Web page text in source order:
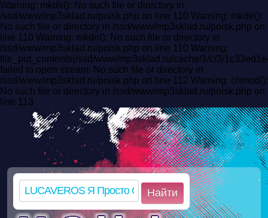
Warning: mkdir(): No such file or directory in
/ssd/www/mp3sklad.ru/poisk.php on line 110 Warning: mkdir():
No such file or directory in /ssd/www/mp3sklad.ru/poisk.php on
line 110 Warning: mkdir(): No such file or directory in
/ssd/www/mp3sklad.ru/poisk.php on line 110 Warning:
file_put_contents(/ssd/www/mp3sklad.ru/cache/1/c/3/
failed to open stream: No such file or directory in
/ssd/www/mp3sklad.ru/poisk.php on line 112 Warning: chmod():
No such file or directory in /ssd/www/mp3sklad.ru/poisk.php on
line 113
Найти